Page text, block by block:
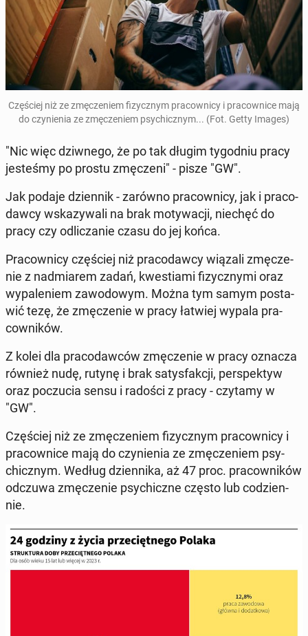
Czę­ściej niż ze zmę­cze­niem fi­zycz­nym pra­cow­ni­cy i pra­cow­ni­ce mają
do czy­nie­nia ze zmę­cze­niem psy­chicz­nym... (Fot. Getty Images)
"Nic więc dziw­ne­go, że po tak długim ty­go­dniu pracy
je­ste­śmy po prostu zmę­cze­ni" - pisze "GW".
Jak podaje dzien­nik - zarówno pra­cow­ni­cy, jak i pra­co­
daw­cy wska­zy­wa­li na brak mo­ty­wa­cji, niechęć do
pracy czy od­li­cza­nie czasu do jej końca.
Pra­cow­ni­cy czę­ściej niż pra­co­daw­cy wiązali zmę­cze­
nie z nad­mia­rem zadań, kwe­stia­mi fi­zycz­ny­mi oraz
wy­pa­le­niem za­wo­do­wym. Można tym samym po­sta­
wić tezę, że zmę­cze­nie w pracy łatwiej wypala pra­
cow­ni­ków.
Z kolei dla pra­co­daw­ców zmę­cze­nie w pracy oznacza
również nudę, rutynę i brak sa­tys­fak­cji, per­spek­tyw
oraz po­czu­cia sensu i radości z pracy - czytamy w
"GW".
Czę­ściej niż ze zmę­cze­niem fi­zycz­nym pra­cow­ni­cy i
pra­cow­ni­ce mają do czy­nie­nia ze zmę­cze­niem psy­
chicz­nym. Według dzien­ni­ka, aż 47 proc. pra­cow­ni­ków
odczuwa zmę­cze­nie psy­chicz­ne często lub co­dzien­
nie.